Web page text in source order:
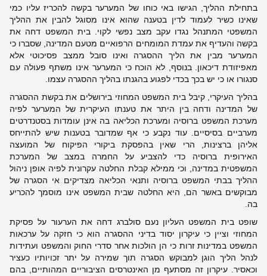
בתחילת ההליך, הגישו באי כוחו של המערער בקשה להכריז עליו כמי
שאינו כשיר לעמוד לדין בטענה שהוא אינו מסוגל להבין את ההליך
המשפטי המתנהל נגדו עקב מצב נפשי לקוי. בית המשפט דחה את
בקשה והעדיף את עמדת המומחים הרפואיים מטעם המדינה, שסברו כי
המערער מבין את הליך ההסגרה ואינו סובל ממצב פסיכוטי אלא
מאפיזודת דיכאון. בנוסף, לא הוכח כי המערער אינו משתף פעולה עם
סנגורו או כי יש בכך בכדי לפגוע בהגנתו בהליך ההסגרה עצמו.
בהליך העיקרי, קיבל בית המשפט המחוזי בירושלים את בקשת ההסגרה
של המדינה ודחה בין היתר את טענתו העיקרית של המערער לפיה
מערכת המשפט ברוסיה ומערכת הכליאה בה אינן עומדות בסטנדרטים
מערביים בסיסיים. עוד נקבע כי אף שמדובר בטענות שיש להתייחס
אליהן ברצינות, הרי שאין בהפסקת ביקורי הפיקוח של המועצה
האירופית ברוסיה כדי להצביע על החמרה במצב של המערכת
המשפטית במדינה, וכי ממילא קבלת החלטה עקרונית לפיה אופן ניהול
ההליך בבתי המשפט ברוסיה ותנאי הכליאה מצדיקים אי הסגרה של
מבוקשים באשר הם, היא החלטה שבית המשפט אינו מוסמך להכריע
בה.
שופט בית המשפט העליון נעם סולברג דחה את הערעור על פסיקת
המחוזי וציין כי עיקרון יסוד בדיני ההסגרה הוא כי חזקה על ערכאות
המשפט במדינות זרות כי הן הולכות אחר סדרי החוק והמשפט ועתידות
לנהל הליך הוגן למבוקש הסגרה תוך שמירה על יתר זכויותיו כעציר
וכאסיר. עיקרון זה מסתעף מן האינטרסים הציבוריים המהותיים, בהם